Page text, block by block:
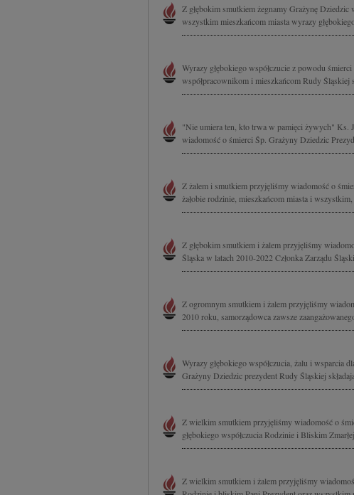
Z głębokim smutkiem żegnamy Grażynę
wszystkim mieszkańcom miasta wyrazy głębokiego
Wyrazy głębokiego współczucie z powodu
współpracownikom i mieszkańcom Rudy Śląskiej
"Nie umiera ten, kto trwa w pamięci żywych" Ks.
wiadomość o śmierci Śp. Grażyny Dziedzic
Z żalem i smutkiem przyjęliśmy wiadomość o
żałobie rodzinie, mieszkańcom miasta i
Z głębokim smutkiem i żalem przyjęliśmy
Śląska w latach 2010-2022 Członka Zarządu
Z ogromnym smutkiem i żalem przyjęliśmy
2010 roku, samorządowca zawsze
Wyrazy głębokiego współczucia, żalu i
Grażyny Dziedzic prezydent Rudy Śląskiej
Z wielkim smutkiem przyjęliśmy wiadomość o
głębokiego współczucia Rodzinie i Bliskim
Z wielkim smutkiem i żalem przyjęliśmy